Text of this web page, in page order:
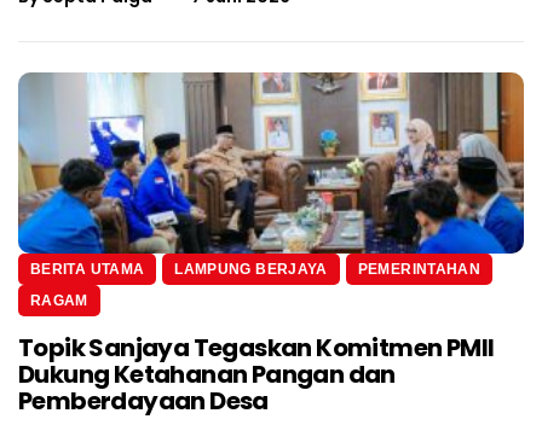
BERITA UTAMA LAMPUNG BERJAYA
PEMERINTAHAN
RAGAM
Topik Sanjaya Tegaskan Komitmen PMII
Dukung Ketahanan Pangan dan
Pemberdayaan Desa